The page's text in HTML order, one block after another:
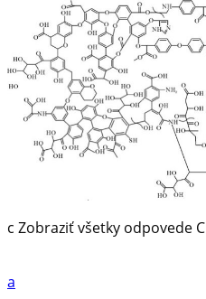
c Zobraziť všetky odpovede C
a